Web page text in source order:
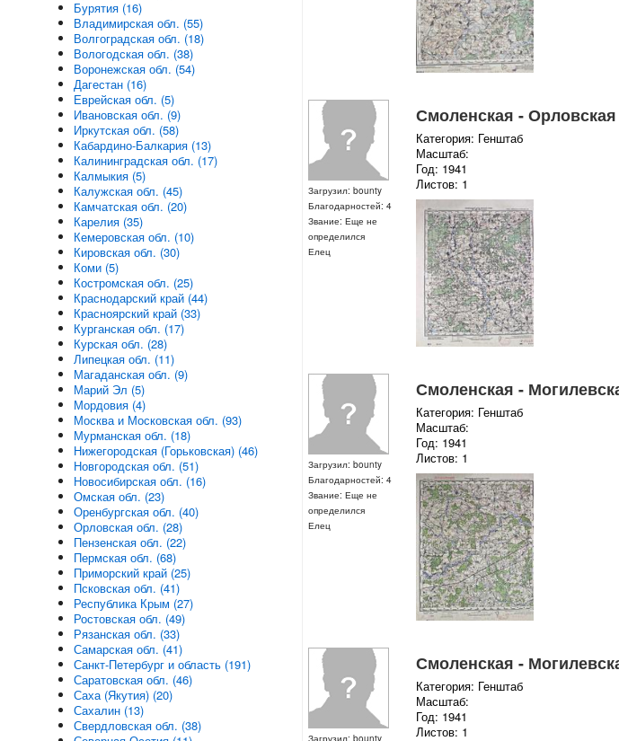
Загрузил: bounty
Благодарностей: 4
Звание: Еще не
определился
Елец
Смоленская - Орловская
Категория: Генштаб
Масштаб:
Год: 1941
Листов: 1
Загрузил: bounty
Благодарностей: 4
Звание: Еще не
определился
Елец
Смоленская -
Категория: Генштаб
Масштаб:
Год: 1941
Листов: 1
Смоленская -
Категория: Генштаб
Масштаб:
Год: 1941
Листов: 1
Бурятия (16)
Владимирская обл. (55)
Волгоградская обл. (18)
Вологодская обл. (38)
Воронежская обл. (54)
Дагестан (16)
Еврейская обл. (5)
Ивановская обл. (9)
Иркутская обл. (58)
Кабардино-Балкария (13)
Калининградская обл. (17)
Калмыкия (5)
Калужская обл. (45)
Камчатская обл. (20)
Карелия (35)
Кемеровская обл. (10)
Кировская обл. (30)
Коми (5)
Костромская обл. (25)
Краснодарский край (44)
Красноярский край (33)
Курганская обл. (17)
Курская обл. (28)
Липецкая обл. (11)
Магаданская обл. (9)
Марий Эл (5)
Мордовия (4)
Москва и Московская обл. (93)
Мурманская обл. (18)
Нижегородская (Горьковская) (46)
Новгородская обл. (51)
Новосибирская обл. (16)
Омская обл. (23)
Оренбургская обл. (40)
Орловская обл. (28)
Пензенская обл. (22)
Пермская обл. (68)
Приморский край (25)
Псковская обл. (41)
Республика Крым (27)
Ростовская обл. (49)
Рязанская обл. (33)
Самарская обл. (41)
Санкт-Петербург и область (191)
Саратовская обл. (46)
Саха (Якутия) (20)
Сахалин (13)
Свердловская обл. (38)